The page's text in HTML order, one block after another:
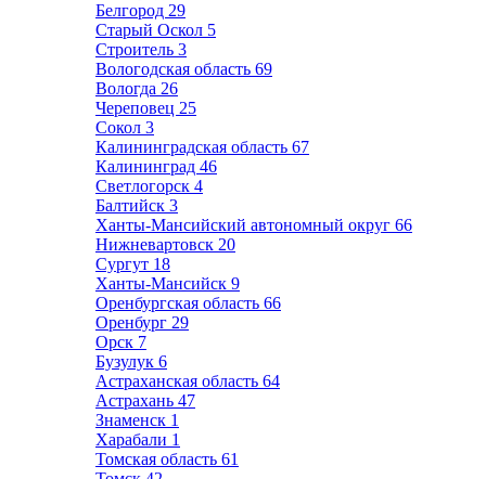
Белгород 29
Старый Оскол 5
Строитель 3
Вологодская область 69
Вологда 26
Череповец 25
Сокол 3
Калининградская область 67
Калининград 46
Светлогорск 4
Балтийск 3
Ханты-Мансийский автономный округ 66
Нижневартовск 20
Сургут 18
Ханты-Мансийск 9
Оренбургская область 66
Оренбург 29
Орск 7
Бузулук 6
Астраханская область 64
Астрахань 47
Знаменск 1
Харабали 1
Томская область 61